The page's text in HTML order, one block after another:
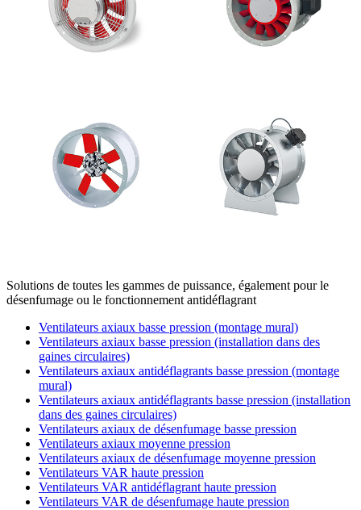
Solutions de toutes les gammes de puissance, également pour le
désenfumage ou le fonctionnement antidéflagrant
Ventilateurs axiaux basse pression (montage mural)
Ventilateurs axiaux basse pression (installation dans des
gaines circulaires)
Ventilateurs axiaux antidéflagrants basse pression (montage
mural)
Ventilateurs axiaux antidéflagrants basse pression (installation
dans des gaines circulaires)
Ventilateurs axiaux de désenfumage basse pression
Ventilateurs axiaux moyenne pression
Ventilateurs axiaux de désenfumage moyenne pression
Ventilateurs VAR haute pression
Ventilateurs VAR antidéflagrant haute pression
Ventilateurs VAR de désenfumage haute pression